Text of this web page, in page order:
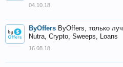
04.10.18
ByOffers ByOffers, только
Nutra, Crypto, Sweeps, Loans
16.08.18